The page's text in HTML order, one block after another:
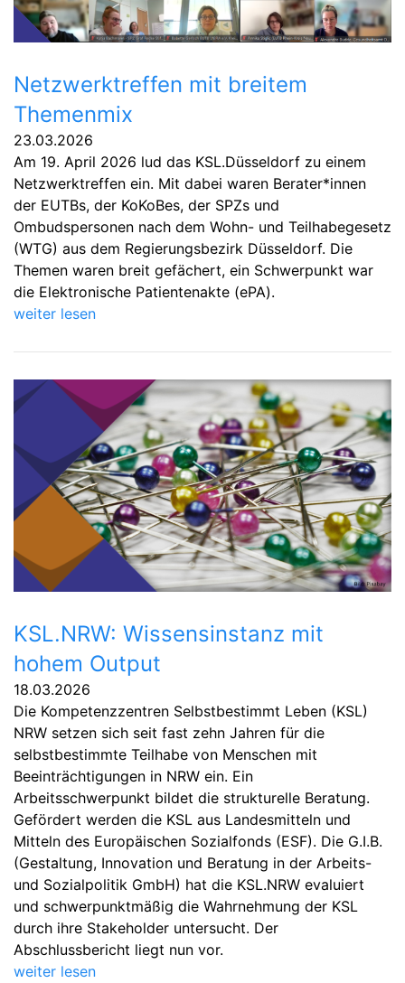
Netzwerktreffen mit breitem
Themenmix
23.03.2026
Am 19. April 2026 lud das KSL.Düsseldorf zu einem
Netzwerktreffen ein. Mit dabei waren Berater*innen
der EUTBs, der KoKoBes, der SPZs und
Ombudspersonen nach dem Wohn- und Teilhabegesetz
(WTG) aus dem Regierungsbezirk Düsseldorf. Die
Themen waren breit gefächert, ein Schwerpunkt war
die Elektronische Patientenakte (ePA).
weiter lesen
KSL.NRW: Wissensinstanz mit
hohem Output
18.03.2026
Die Kompetenzzentren Selbstbestimmt Leben (KSL)
NRW setzen sich seit fast zehn Jahren für die
selbstbestimmte Teilhabe von Menschen mit
Beeinträchtigungen in NRW ein. Ein
Arbeitsschwerpunkt bildet die strukturelle Beratung.
Gefördert werden die KSL aus Landesmitteln und
Mitteln des Europäischen Sozialfonds (ESF). Die G.I.B.
(Gestaltung, Innovation und Beratung in der Arbeits-
und Sozialpolitik GmbH) hat die KSL.NRW evaluiert
und schwerpunktmäßig die Wahrnehmung der KSL
durch ihre Stakeholder untersucht. Der
Abschlussbericht liegt nun vor.
weiter lesen